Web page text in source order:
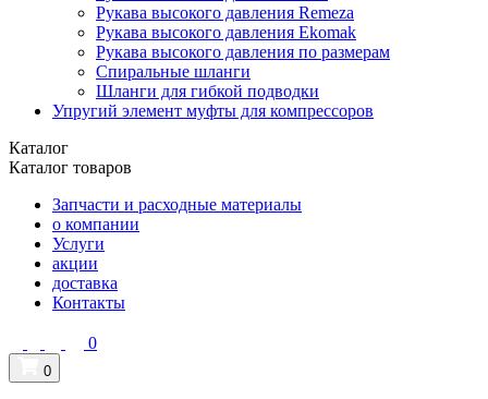
Рукава высокого давления Remeza
Рукава высокого давления Ekomak
Рукава высокого давления по размерам
Спиральные шланги
Шланги для гибкой подводки
Упругий элемент муфты для компрессоров
Каталог
Каталог товаров
Запчасти и расходные материалы
о компании
Услуги
акции
доставка
Контакты
0
0